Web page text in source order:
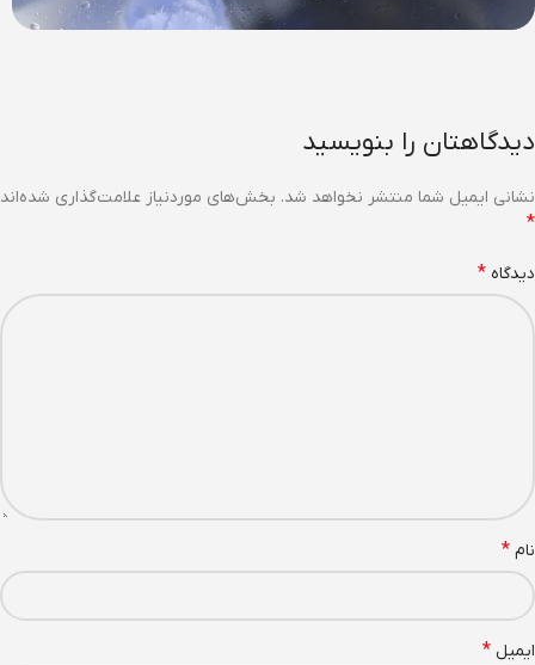
دیدگاهتان را بنویسید
نشانی ایمیل شما منتشر نخواهد شد. بخش‌های موردنیاز علامت‌گذاری شده‌اند
*
دیدگاه *
نام *
ایمیل *